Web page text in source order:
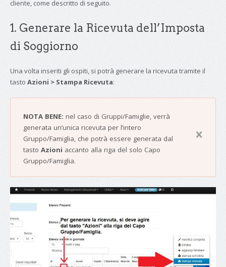
cliente, come descritto di seguito.
1. Generare la Ricevuta dell’Imposta
di Soggiorno
Una volta inseriti gli ospiti, si potrà generare la ricevuta tramite il
tasto Azioni > Stampa Ricevuta:
NOTA BENE: nel caso di Gruppi/Famiglie, verrà
generata un’unica ricevuta per l’intero
Gruppo/Famiglia, che potrà essere generata dal
tasto Azioni accanto alla riga del solo Capo
Gruppo/Famiglia.